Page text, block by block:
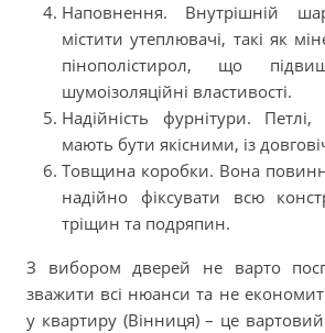
Наповнення. Внутрішній
містити утеплювачі, такі як
пінополістирол, що
шумоізоляційні властивості.
Надійність фурнітури.
мають бути якісними, із
Товщина коробки. Вона
надійно фіксувати всю
тріщин та подряпин.
З вибором дверей не варто
зважити всі нюанси та не
у квартиру (Вінниця) – це